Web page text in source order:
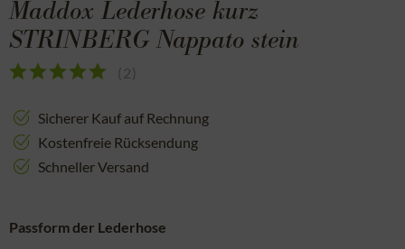
Maddox Lederhose kurz
STRINBERG Nappato stein
( 2)
Sicherer Kauf auf Rechnung
Kostenfreie Rücksendung
Schneller Versand
Passform der Lederhose